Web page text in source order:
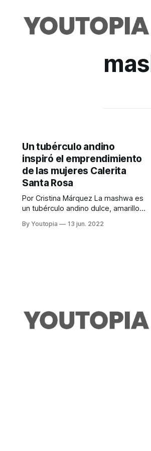
Un tubérculo andino
inspiró el emprendimiento
de las mujeres Calerita
Santa Rosa
Por Cristina Márquez La mashwa es
un tubérculo andino dulce, amarillo,
cinco años estuvo cerca de
By Youtopia 13 jun. 2022